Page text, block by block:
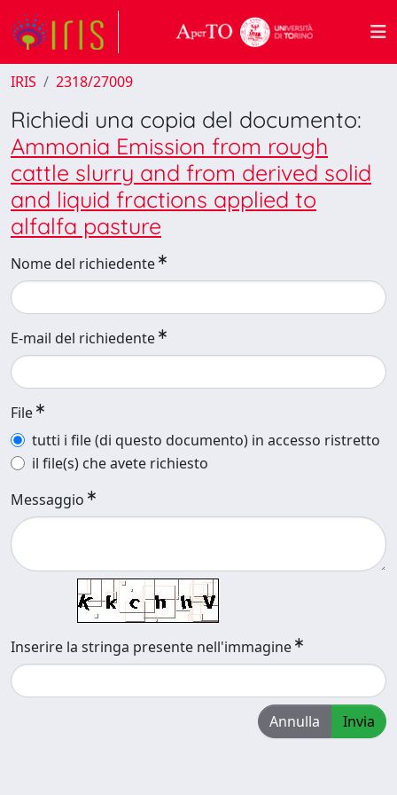
IRIS 2318/27009
Richiedi una copia del documento:
Ammonia Emission from rough
cattle slurry and from derived solid
and liquid fractions applied to
alfalfa pasture
Nome del richiedente
E-mail del richiedente
File
tutti i file (di questo documento) in accesso ristretto
il file(s) che avete richiesto
Messaggio
Inserire la stringa presente nell'immagine
Annulla Invia